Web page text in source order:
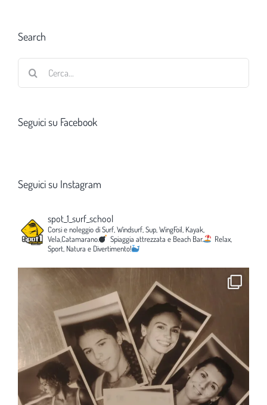
Search
Seguici su Facebook
Seguici su Instagram
spot_1_surf_school
Corsi e noleggio di Surf, Windsurf, Sup, WingFoil, Kayak,
Vela,Catamarano.
Spiaggia attrezzata e Beach Bar.
Relax,
Sport, Natura e Divertimento!